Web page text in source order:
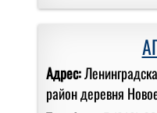
Адрес:
район деревня